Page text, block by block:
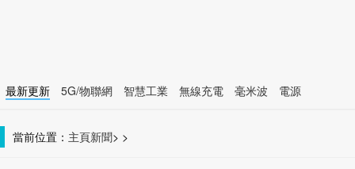
最新更新 5G/物聯網 智慧工業 無線充電 毫米波
電源
當前位置： 主頁 >
新聞 >